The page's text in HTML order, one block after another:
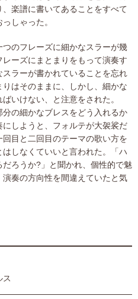
楽譜に書いてあることをすべて
しゃった。
のフレーズに細かなスラーが幾
ーズにまとまりをもって演奏す
ラーが書かれていることを忘れ
はそのままに、しかし、細かな
いけない、と注意をされた。
の細かなブレスをどう入れるか
しようと、フォルテが大袈裟だ
目と二回目のテーマの歌い方を
しなくていいと言われた。「ハ
ろうか?」と聞かれ、個性的で魅
奏の方向性を間違えていたと気
ス